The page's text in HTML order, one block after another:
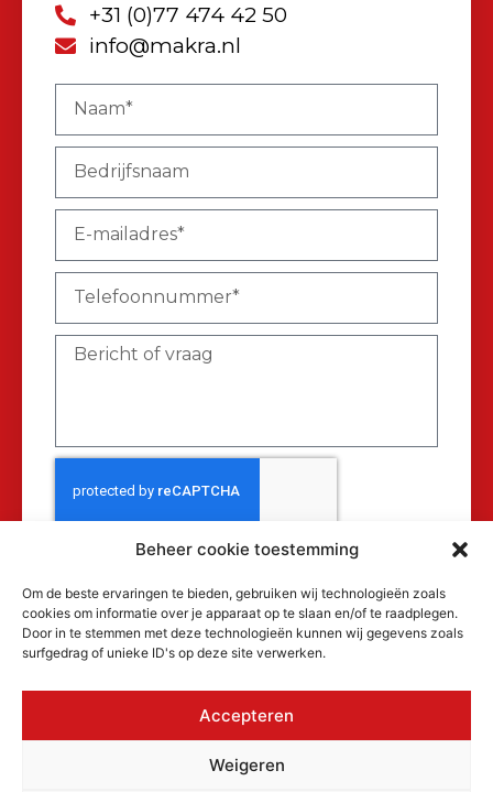
Beheer cookie toestemming
Om de beste ervaringen te bieden, gebruiken wij technologieën zoals
cookies om informatie over je apparaat op te slaan en/of te raadplegen.
Door in te stemmen met deze technologieën kunnen wij gegevens zoals
surfgedrag of unieke ID's op deze site verwerken.
Accepteren
Weigeren
+31 (0)77 474 42 50
info@makra.nl
Verzenden
© 2026 MAKRA Benelux, alle rechten